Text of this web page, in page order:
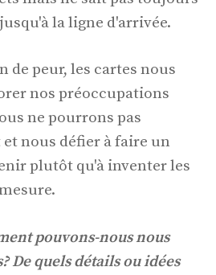
la ligne d'arrivée.
de peur, les cartes nous
nos préoccupations
ne pourrons pas
nous défier à faire un
plutôt qu'à inventer les
pouvons-nous nous
De quels détails ou idées